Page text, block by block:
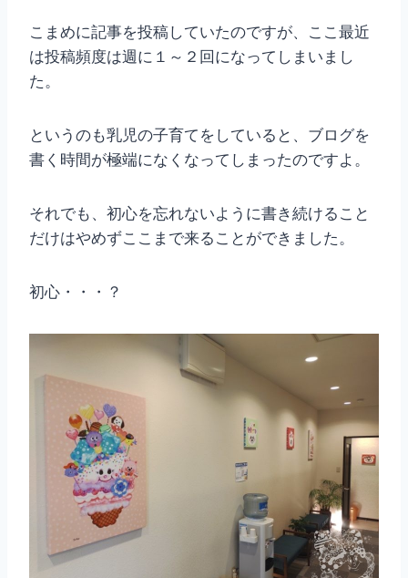
こまめに記事を投稿していたのですが、ここ最近
は投稿頻度は週に１～２回になってしまいまし
た。
というのも乳児の子育てをしていると、ブログを
書く時間が極端になくなってしまったのですよ。
それでも、初心を忘れないように書き続けること
だけはやめずここまで来ることができました。
初心・・・？